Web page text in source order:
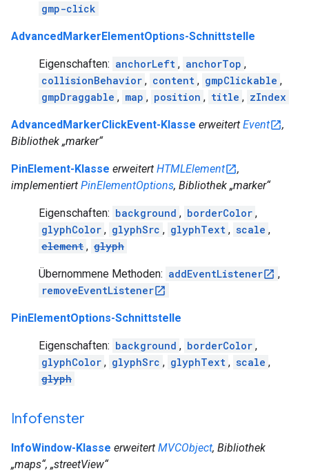
gmp-click
AdvancedMarkerElementOptions-Schnittstelle
Eigenschaften: anchorLeft , anchorTop ,
collisionBehavior , content , gmpClickable ,
gmpDraggable , map , position , title , zIndex
AdvancedMarkerClickEvent-Klasse erweitert Event
,
Bibliothek „marker“
PinElement-Klasse erweitert HTMLElement
,
implementiert PinElementOptions, Bibliothek „marker“
Eigenschaften: background , borderColor ,
glyphColor , glyphSrc , glyphText , scale ,
element , glyph
Übernommene Methoden: addEventListener
,
removeEventListener
PinElementOptions-Schnittstelle
Eigenschaften: background , borderColor ,
glyphColor , glyphSrc , glyphText , scale ,
glyph
Infofenster
InfoWindow-Klasse erweitert MVCObject, Bibliothek
„maps“, „streetView“